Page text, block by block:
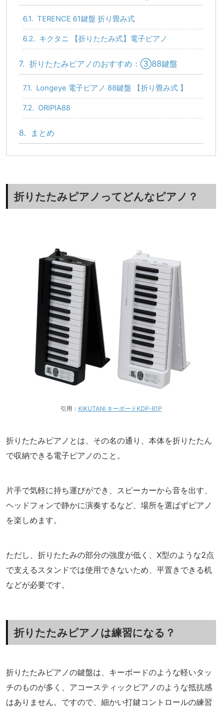
6.1. TERENCE 61鍵盤 折り畳み式
6.2. キクタニ 【折りたたみ式】電子ピアノ
7. 折りたたみピアノのおすすめ：③88鍵盤
7.1. Longeye 電子ピアノ 88鍵盤 【折り畳み式 】
7.2. ORIPIA88
8. まとめ
折りたたみピアノってどんなピアノ？
引用： KIKUTANI キーボードKDP-61P
折りたたみピアノとは、その名の通り、本体を折りたたん
で収納できる電子ピアノのこと。
片手で気軽に持ち運びができ、スピーカーから音を出す、
ヘッドフォンで静かに演奏するなど、場所を選ばずピアノ
を楽しめます。
ただし、折りたたみの部分の強度が低く、X型のような2点
で支えるスタンドでは使用できないため、平置きできる机
などが必要です。
折りたたみピアノは練習になる？
折りたたみピアノの鍵盤は、キーボードのような軽いタッ
チのものが多く、アコースティックピアノのような抵抗感
はありません。ですので、細かい打鍵コントロールの練習